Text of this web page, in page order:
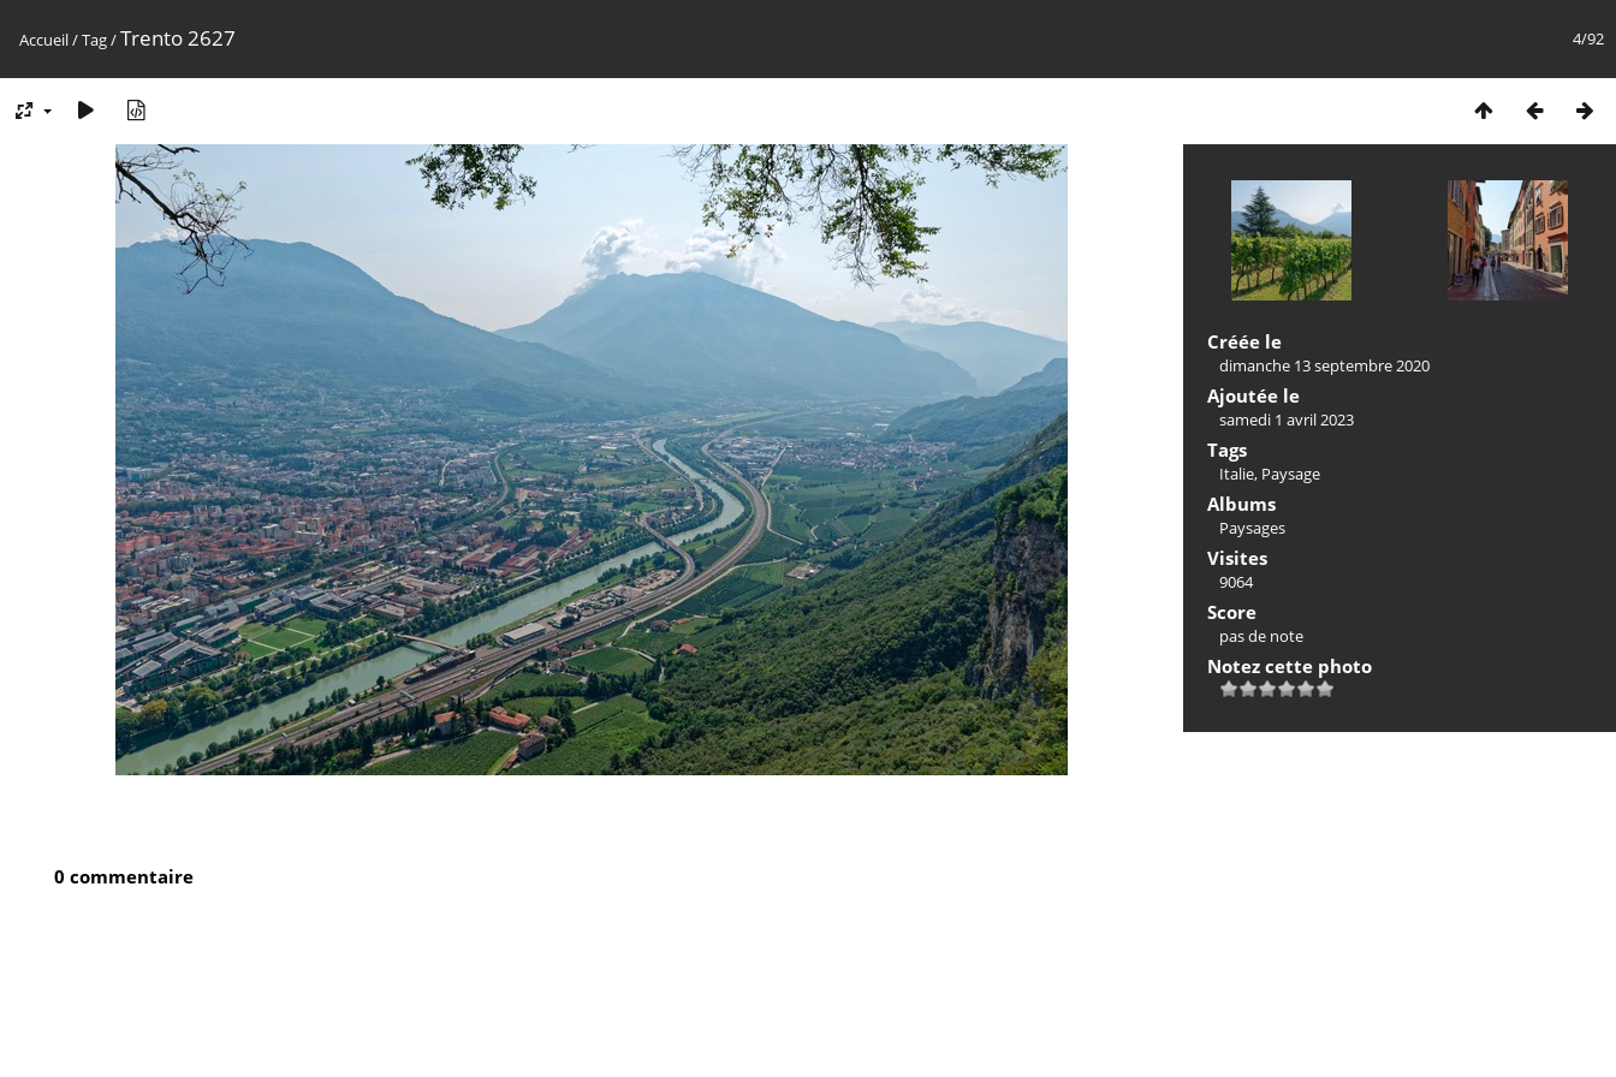
4/92
Accueil/Tag/Trento 2627
Créée le
dimanche 13 septembre 2020
Ajoutée le
samedi 1 avril 2023
Tags
Italie, Paysage
Albums
Paysages
Visites
9064
Score
pas de note
Notez cette photo
0 commentaire